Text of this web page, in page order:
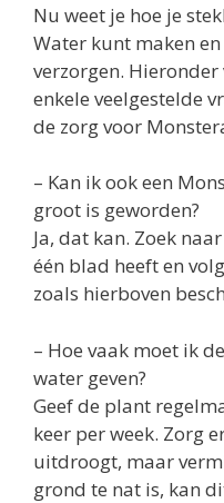
Nu weet je hoe je
Water kunt maken
verzorgen.
enkele veelgestelde
de zorg voor
– Kan ik ook een
groot is geworden?
Ja, dat kan. Zoek
één blad heeft en
zoals hierboven
– Hoe vaak moet ik
water geven?
Geef de plant
keer per week. Zorg
uitdroogt, maar
grond te nat is, kan